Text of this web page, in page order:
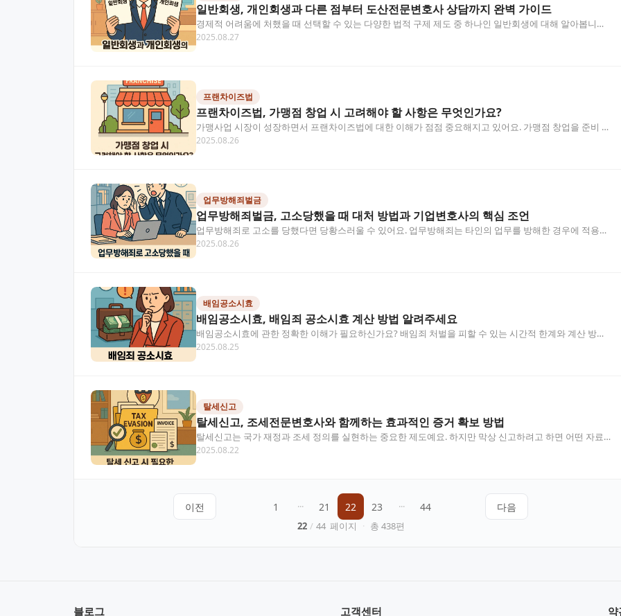
일반회생, 개인회생과 다른 점부터 도산전문변호사 상담까지 완벽 가이드
경제적 어려움에 처했을 때 선택할 수 있는 다양한 법적 구제 제도 중 하나인 일반회생에 대해 알아봅니다.
개인회생과의 차이점을 중심으로 도산전문변호사의 조력을 통해 효과적인 채무…
2025.08.27
프랜차이즈법
프랜차이즈법, 가맹점 창업 시 고려해야 할 사항은 무엇인가요?
가맹사업 시장이 성장하면서 프랜차이즈법에 대한 이해가 점점 중요해지고 있어요. 가맹점 창업을 준비 중
이라면 알아두어야 할 법적 권리와 의무사항, 그리고 민사전문변호사의 도움을 받아…
2025.08.26
업무방해죄벌금
업무방해죄벌금, 고소당했을 때 대처 방법과 기업변호사의 핵심 조언
업무방해죄로 고소를 당했다면 당황스러울 수 있어요. 업무방해죄는 타인의 업무를 방해한 경우에 적용되
는 형법상 범죄로, 벌금부터 징역형까지 다양한 처벌이 가능한 범죄입니다. 이 글에…
2025.08.26
배임공소시효
배임공소시효, 배임죄 공소시효 계산 방법 알려주세요
배임공소시효에 관한 정확한 이해가 필요하신가요? 배임죄 처벌을 피할 수 있는 시간적 한계와 계산 방법
을 금융전문변호사의 시각에서 상세히 알아봅니다. 배임죄 공소시효 계산의 특수성과…
2025.08.25
탈세신고
탈세신고, 조세전문변호사와 함께하는 효과적인 증거 확보 방법
탈세신고는 국가 재정과 조세 정의를 실현하는 중요한 제도예요. 하지만 막상 신고하려고 하면 어떤 자료
가 필요한지, 어떤 절차를 밟아야 하는지 막막할 수 있어요. 특히 탈세 신고 시…
2025.08.22
이전 1 ··· 21 22 23 ··· 44 다음
22 / 44 페이지 · 총 438편
블로그 고객센터 약